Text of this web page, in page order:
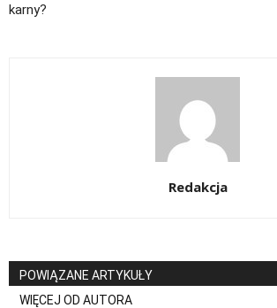
karny?
Redakcja
POWIĄZANE ARTYKUŁY
WIĘCEJ OD AUTORA